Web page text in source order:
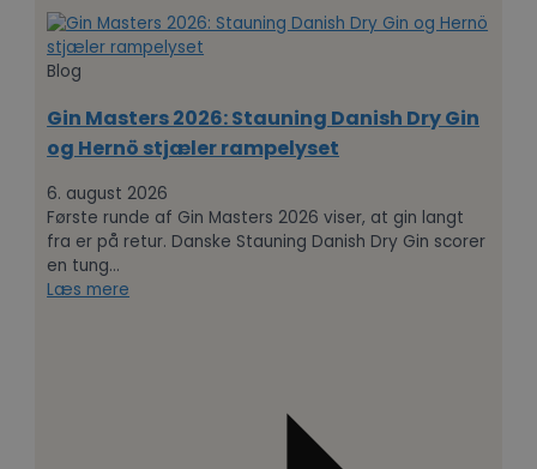
Blog
Gin Masters 2026: Stauning Danish Dry Gin
og Hernö stjæler rampelyset
6. august 2026
Første runde af Gin Masters 2026 viser, at gin langt
fra er på retur. Danske Stauning Danish Dry Gin scorer
en tung…
Læs mere